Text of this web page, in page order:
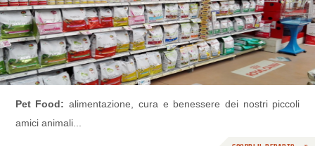
Pet Food: alimentazione, cura e benessere dei nostri piccoli
amici animali...